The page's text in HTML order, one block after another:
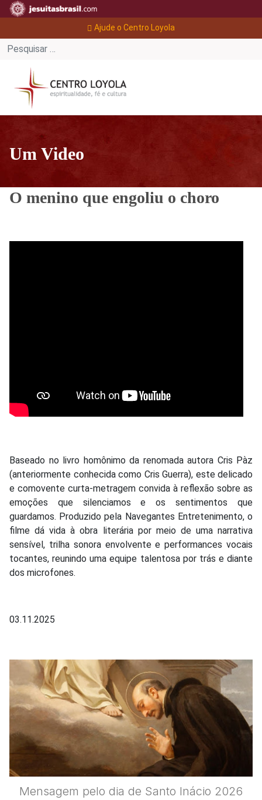
Ajude o Centro Loyola
Um Video
O menino que engoliu o choro
Baseado no livro homônimo da renomada autora Cris Pàz
(anteriormente conhecida como Cris Guerra), este delicado
e comovente curta-metragem convida à reflexão sobre as
emoções que silenciamos e os sentimentos que
guardamos. Produzido pela Navegantes Entretenimento, o
filme dá vida à obra literária por meio de uma narrativa
sensível, trilha sonora envolvente e performances vocais
tocantes, reunindo uma equipe talentosa por trás e diante
dos microfones.
03.11.2025
Mensagem pelo dia de Santo Inácio 2026